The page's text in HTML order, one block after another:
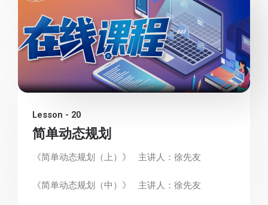
Lesson - 20
简单动态规划
《简单动态规划（上）》 主讲人：徐先友
《简单动态规划（中）》 主讲人：徐先友